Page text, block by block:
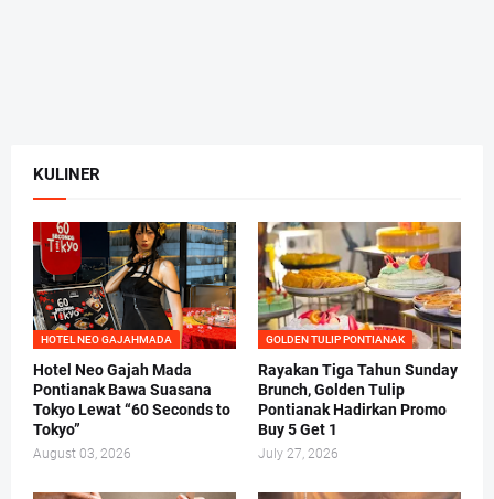
KULINER
HOTEL NEO GAJAHMADA
Hotel Neo Gajah Mada
Pontianak Bawa Suasana
Tokyo Lewat “60 Seconds to
Tokyo”
August 03, 2026
GOLDEN TULIP PONTIANAK
Rayakan Tiga Tahun Sunday
Brunch, Golden Tulip
Pontianak Hadirkan Promo
Buy 5 Get 1
July 27, 2026